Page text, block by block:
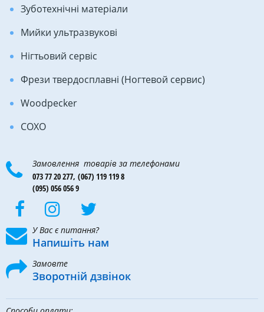
Зуботехнічні матеріали
Мийки ультразвукові
Нігтьовий сервіс
Фрези твердосплавні (Ногтевой сервис)
Woodpecker
COXO
Замовлення товарів за телефонами
073 77 20 277, (067) 119 119 8
(095) 056 056 9
У Вас є питання?
Напишіть нам
Замовте
Зворотній дзвінок